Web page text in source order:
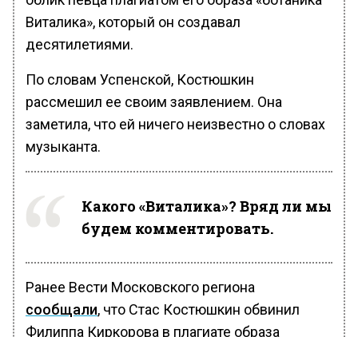
Виталика», который он создавал
десятилетиями.
По словам Успенской, Костюшкин
рассмешил ее своим заявлением. Она
заметила, что ей ничего неизвестно о словах
музыканта.
Какого «Виталика»? Вряд ли мы
будем комментировать.
Ранее Вести Московского региона
сообщали, что Стас Костюшкин обвинил
Филиппа Киркорова в плагиате образа